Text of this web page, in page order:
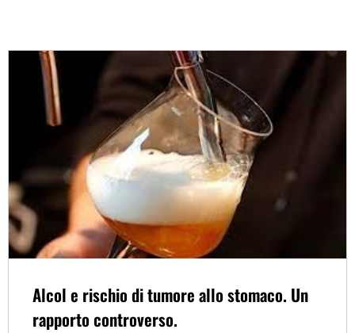
Alcol e rischio di tumore allo stomaco. Un
rapporto controverso.